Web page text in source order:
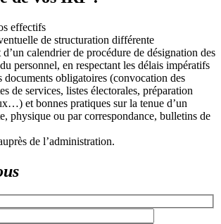
effectifs
de structuration différente
d’un calendrier de procédure de désignation des
personnel, en respectant les délais impératifs
documents obligatoires (convocation des
de services, listes électorales, préparation
et bonnes pratiques sur la tenue d’un
physique ou par correspondance, bulletins de
de l’administration.